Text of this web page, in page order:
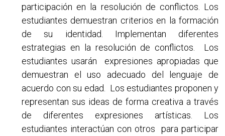
participación en la resolución de conflictos. Los
estudiantes demuestran criterios en la formación
de su identidad. Implementan diferentes
estrategias en la resolución de conflictos. Los
estudiantes usarán expresiones apropiadas que
demuestran el uso adecuado del lenguaje de
acuerdo con su edad. Los estudiantes proponen y
representan sus ideas de forma creativa a través
de diferentes expresiones artísticas. Los
estudiantes interactúan con otros para participar